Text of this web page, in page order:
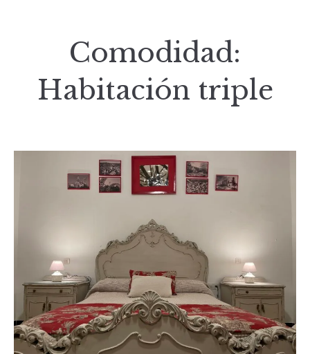
Comodidad:
Habitación triple